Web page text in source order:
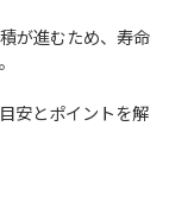
が進むため、寿命
安とポイントを解